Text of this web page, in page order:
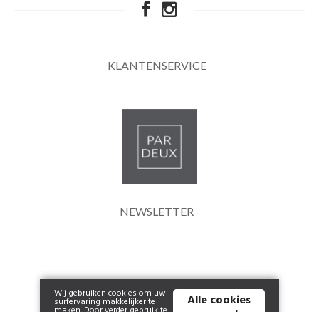
KLANTENSERVICE
NEWSLETTER
Wij gebruiken cookies om uw
surfervaring makkelijker te Alle cookies